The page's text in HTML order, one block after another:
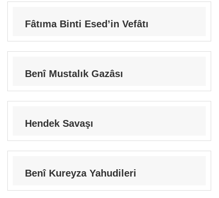
Fâtıma Binti Esed’in Vefâtı
Benî Mustalık Gazâsı
Hendek Savaşı
Benî Kureyza Yahudileri